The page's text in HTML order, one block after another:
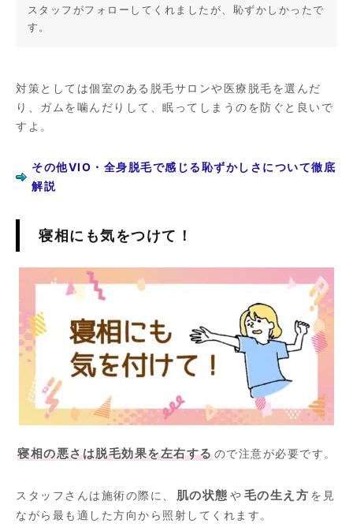
スタッフがフォローしてくれましたが、恥ずかしかったで
す。
対策としては個室のある脱毛サロンや医療脱毛を選んだ
り、ガムを噛んだりして、眠ってしまうのを防ぐと良いで
すよ。
その他VIO・全身脱毛で感じる恥ずかしさについて徹底
解説
寝相にも気をつけて！
寝相の悪さは脱毛効果を左右するので注意が必要です。
スタッフさんは施術の際に、 肌の状態 や 毛の生え方 を見
ながら最も適した方向から照射してくれます。